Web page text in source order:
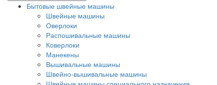
Бытовые швейные машины
Швейные машины
Оверлоки
Распошивальные машины
Коверлоки
Манекены
Вышивальные машины
Швейно-вышивальные машины